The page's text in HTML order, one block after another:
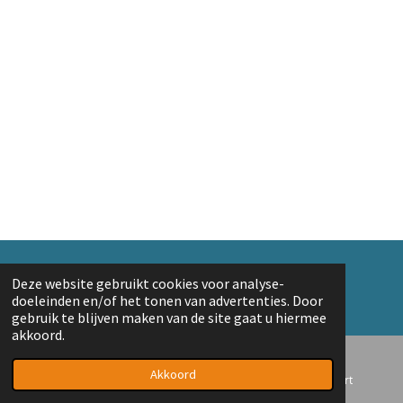
Deze website gebruikt cookies voor analyse-
doeleinden en/of het tonen van advertenties. Door
gebruik te blijven maken van de site gaat u hiermee
akkoord.
Akkoord
© 2018 A. v/d Top
Powered byJouwWeb
Telefoonnummer Kaart